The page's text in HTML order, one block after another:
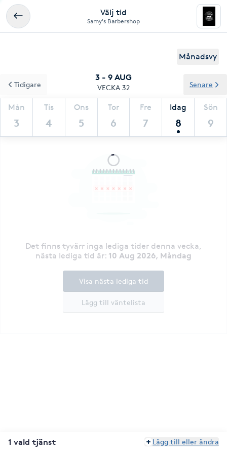
Välj tid
Samy's Barbershop
Månadsvy
3 - 9 AUG
VECKA 32
Mån
3
Tis
4
Ons
5
Tor
6
Fre
7
Idag
8
Sön
9
Tidigare Senare
Det finns tyvärr inga lediga tider denna vecka,
nästa lediga tid är: 10 Aug 2026, Måndag
Lägg till väntelista
Visa nästa lediga tid
1 vald tjänst Lägg till eller ändra